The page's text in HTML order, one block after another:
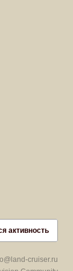
активность
cruiser.ru